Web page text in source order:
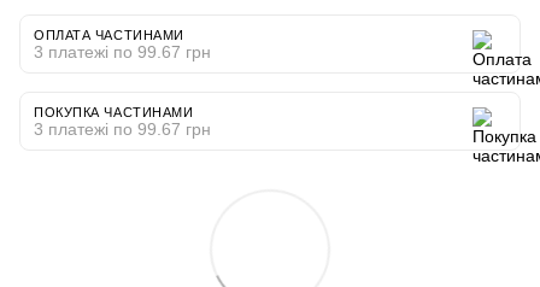
ОПЛАТА ЧАСТИНАМИ
3 платежі по 99.67 грн
ПОКУПКА ЧАСТИНАМИ
3 платежі по 99.67 грн